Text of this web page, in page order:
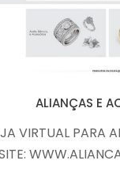
ALIANÇAS E
VIRTUAL PARA